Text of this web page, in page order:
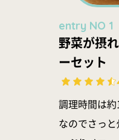
entry NO 1
野菜が摂
ーセット
調理時間は約
なのでさっ